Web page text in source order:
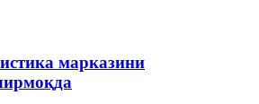
марказини